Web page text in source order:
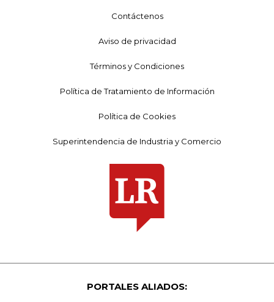
Contáctenos
Aviso de privacidad
Términos y Condiciones
Política de Tratamiento de Información
Política de Cookies
Superintendencia de Industria y Comercio
PORTALES ALIADOS: